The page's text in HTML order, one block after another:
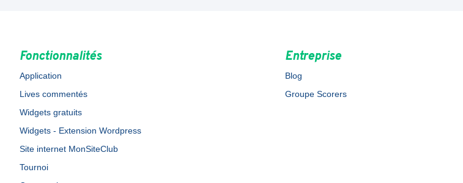
Fonctionnalités
Application
Lives commentés
Widgets gratuits
Widgets - Extension Wordpress
Site internet MonSiteClub
Tournoi
Entreprise
Blog
Groupe Scorers